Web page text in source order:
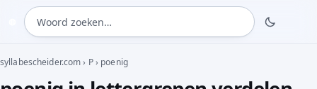
Woord zoeken
syllabescheider.com› P› poenig